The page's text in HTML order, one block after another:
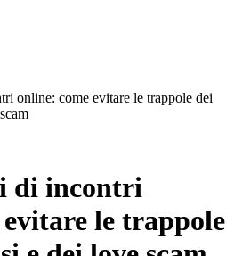
online: come evitare le trappole dei
di incontri
le trappole